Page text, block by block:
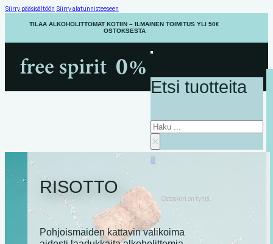
Siirry pääsisältöön Siirry alatunnisteeseen
TILAA ALKOHOLITTOMAT KOTIIN – ILMAINEN TOIMITUS YLI 50€
OSTOKSESTA
Etsi tuotteita
Haku
×
0
Ostoskori on tyhjä.
RISOTTO
Pohjoismaiden kattavin valikoima